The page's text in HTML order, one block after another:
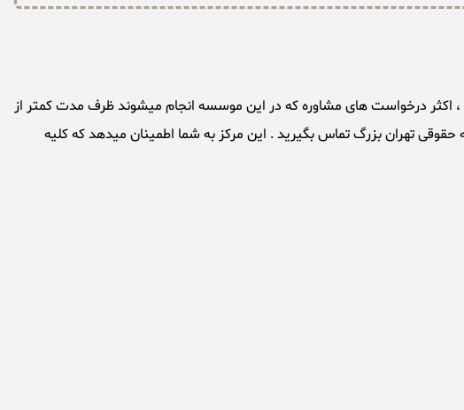
درخواست های مشاوره که در این موسسه انجام میشوند ظرف مدت کمتر از
تهران بزرگ تماس بگیرید . این مرکز به شما اطمینان میدهد که کلیه